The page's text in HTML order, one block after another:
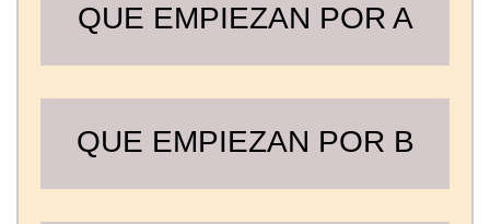
QUE EMPIEZAN POR A
QUE EMPIEZAN POR B